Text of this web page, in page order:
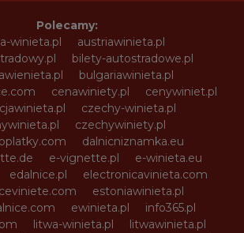
Polecamy:
winieta.pl
austriawinieta.pl
bilety-autostradowe.pl
bulgariawinieta.pl
cenawiniety.pl
cenywiniet.pl
czechy-winieta.pl
czechywiniety.pl
dalnicniznamka.eu
e-vignette.pl
e-winieta.eu
edalnice.pl
electronicavinieta.com
estoniawinieta.pl
ewinieta.pl
info365.pl
litwa-winieta.pl
litwawinieta.pl